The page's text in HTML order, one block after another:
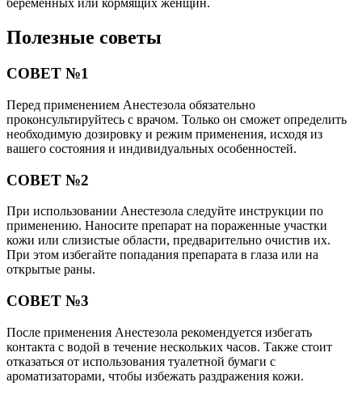
беременных или кормящих женщин.
Полезные советы
СОВЕТ №1
Перед применением Анестезола обязательно
проконсультируйтесь с врачом. Только он сможет определить
необходимую дозировку и режим применения, исходя из
вашего состояния и индивидуальных особенностей.
СОВЕТ №2
При использовании Анестезола следуйте инструкции по
применению. Наносите препарат на пораженные участки
кожи или слизистые области, предварительно очистив их.
При этом избегайте попадания препарата в глаза или на
открытые раны.
СОВЕТ №3
После применения Анестезола рекомендуется избегать
контакта с водой в течение нескольких часов. Также стоит
отказаться от использования туалетной бумаги с
ароматизаторами, чтобы избежать раздражения кожи.